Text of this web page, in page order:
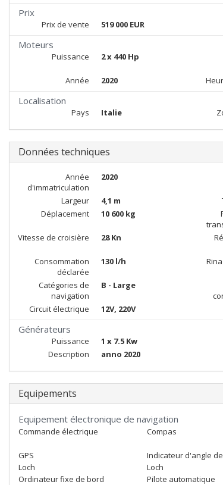
Prix
Prix de vente 519 000 EUR
Moteurs
Puissance 2 x 440 Hp
Année 2020
Localisation
Pays Italie
Données techniques
Année
d'immatriculation
2020
Largeur 4,1 m
Déplacement
10 600 kg
Vitesse de croisière 28 Kn
Consommation
déclarée
130 l/h
Catégories de
navigation
B - Large
Circuit électrique 12V, 220V
Générateurs
Puissance 1 x 7.5 Kw
Description
anno 2020
Equipements
Equipement électronique de navigation
Commande électrique Compas
GPS Indicateur d'angle
Loch
Loch
Ordinateur fixe de bord
Pilote automatique